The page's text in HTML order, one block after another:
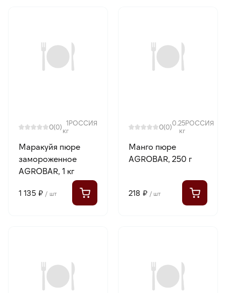
0(0) 1
кг
РОССИЯ
Маракуйя пюре
замороженное
AGROBAR, 1 кг
1 135 ₽ / шт
0(0)0.25
кг
РОССИЯ
Манго пюре
AGROBAR, 250 г
218 ₽ / шт